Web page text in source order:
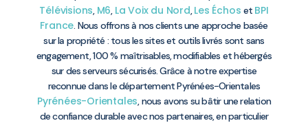
Télévisions, M6, La Voix du Nord,Les Échos et BPI
France. Nous offrons à nos clients une approche basée
sur la propriété : tous les sites et outils livrés sont sans
engagement, 100 % maîtrisables, modifiables et hébergés
sur des serveurs sécurisés. Grâce à notre expertise
reconnue dans le département Pyrénées-Orientales
Pyrénées-Orientales, nous avons su bâtir une relation
de confiance durable avec nos partenaires, en particulier